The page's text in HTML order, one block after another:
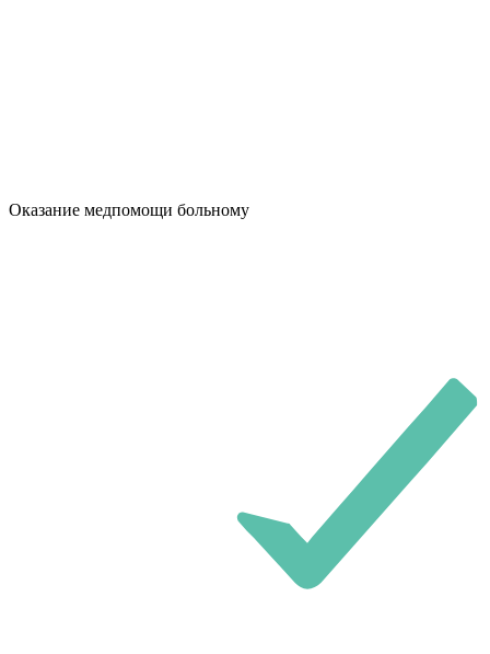
Оказание медпомощи больному